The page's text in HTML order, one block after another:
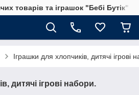
товарів та іграшок "Бебі Бутік"
Іграшки для хлопчиків, дитячі ігрові
дитячі ігрові набори.